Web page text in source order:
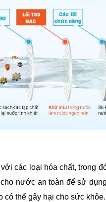
các loại hóa chất, trong
nước an toàn để sử
có thể gây hại cho sức khỏe.